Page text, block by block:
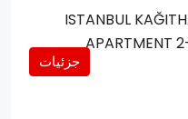
ISTANBUL
APARTMENT
جزئیات